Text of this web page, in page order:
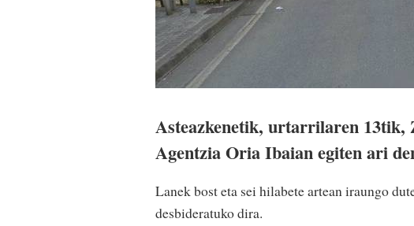
Asteazkenetik, urtarrilaren 13tik,
Agentzia Oria Ibaian egiten ari
Lanek bost eta sei hilabete artean iraungo
desbideratuko dira.